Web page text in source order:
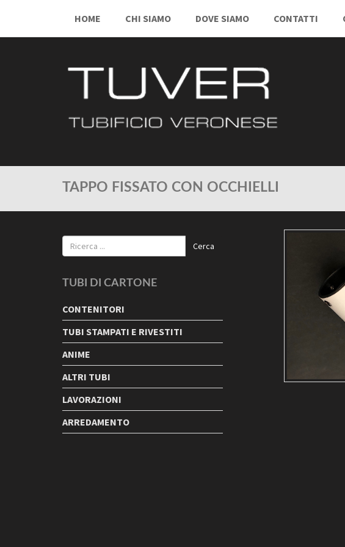
HOME CHI SIAMO DOVE SIAMO CONTATTI
TAPPO FISSATO CON OCCHIELLI
Cerca
TUBI DI CARTONE
CONTENITORI
TUBI STAMPATI E RIVESTITI
ANIME
ALTRI TUBI
LAVORAZIONI
ARREDAMENTO